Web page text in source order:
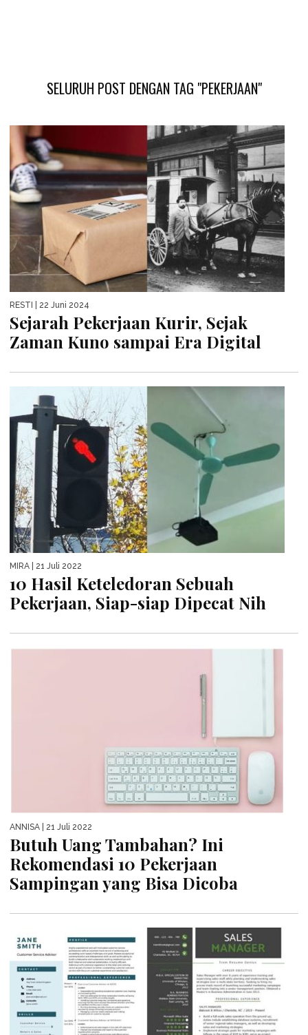
SELURUH POST DENGAN TAG "PEKERJAAN"
RESTI | 22 Juni 2024
Sejarah Pekerjaan Kurir, Sejak
Zaman Kuno sampai Era Digital
MIRA | 21 Juli 2022
10 Hasil Keteledoran Sebuah
Pekerjaan, Siap-siap Dipecat Nih
ANNISA | 21 Juli 2022
Butuh Uang Tambahan? Ini
Rekomendasi 10 Pekerjaan
Sampingan yang Bisa Dicoba